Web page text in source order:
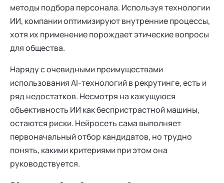
методы подбора персонала. Используя технологии
ИИ, компании оптимизируют внутренние процессы,
хотя их применение порождает этические вопросы
для общества.
Наряду с очевидными преимуществами
использования AI-технологий в рекрутинге, есть и
ряд недостатков. Несмотря на кажущуюся
объективность ИИ как беспристрастной машины,
остаются риски. Нейросеть сама выполняет
первоначальный отбор кандидатов, но трудно
понять, какими критериями при этом она
руководствуется.